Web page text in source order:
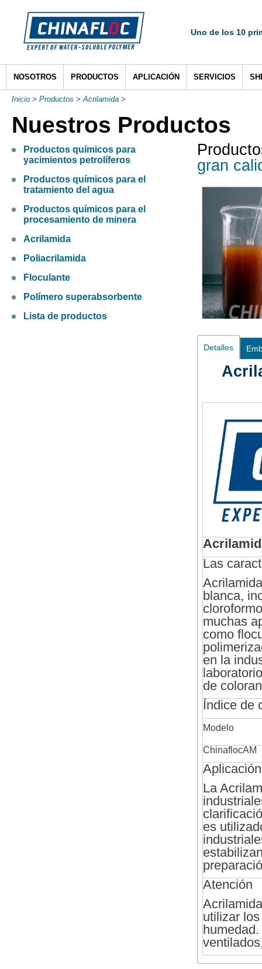
Uno de los 10
NOSOTROS PRODUCTOS APLICACIÓN SERVICIOS
Inicio > Productos >Acrilamida >
Nuestros Productos
Productos químicos para
yacimientos petrolíferos
Productos químicos para el
tratamiento del agua
Productos químicos para el
procesamiento de minera
Acrilamida
Poliacrilamida
Floculante
Polímero superabsorbente
Lista de productos
gran
Detalles
Las
blanca,
muchas
como
en la
de
Índice de
Modelo
ChinaflocAM
Aplicación
La
es
Atención
utilizar